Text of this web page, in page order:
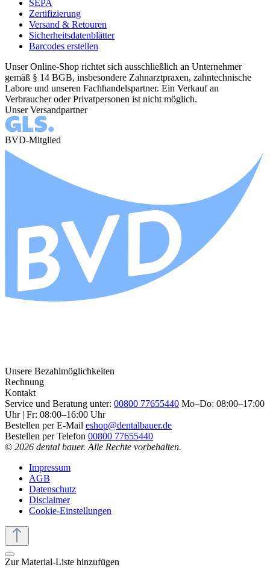
SEPA
Zertifizierung
Versand & Retouren
Sicherheitsdatenblätter
Barcodes erstellen
Unser Online-Shop richtet sich ausschließlich an Unternehmer
gemäß § 14 BGB, insbesondere Zahnarztpraxen, zahntechnische
Labore und unseren Fachhandelspartner. Ein Verkauf an
Verbraucher oder Privatpersonen ist nicht möglich.
Unser Versandpartner
BVD-Mitglied
Unsere Bezahlmöglichkeiten
Rechnung
Kontakt
Service und Beratung unter: 00800 77655440 Mo–Do: 08:00–17:00
Uhr | Fr: 08:00–16:00 Uhr
Bestellen per E-Mail eshop@dentalbauer.de
Bestellen per Telefon 00800 77655440
© 2026 dental bauer. Alle Rechte vorbehalten.
Impressum
AGB
Datenschutz
Disclaimer
Cookie-Einstellungen
Zur Material-Liste hinzufügen